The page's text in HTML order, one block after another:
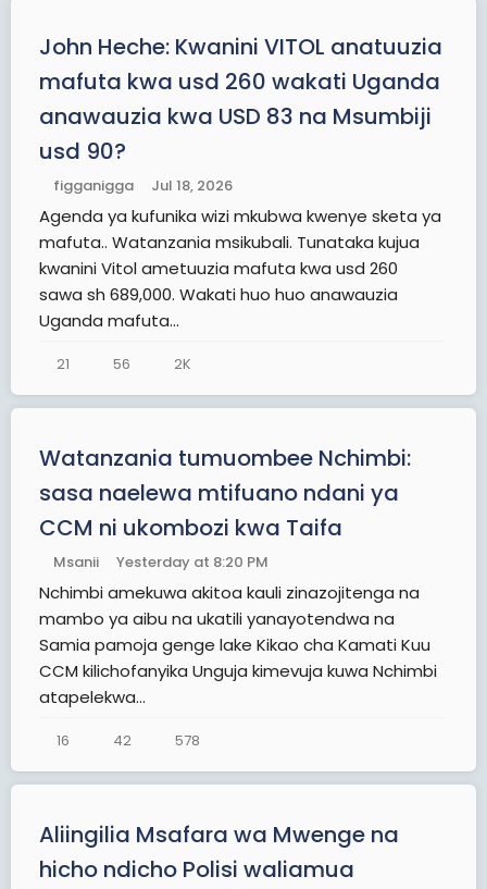
John Heche: Kwanini VITOL anatuuzia
mafuta kwa usd 260 wakati Uganda
anawauzia kwa USD 83 na Msumbiji
usd 90?
figganigga Jul 18, 2026
Agenda ya kufunika wizi mkubwa kwenye sketa ya
mafuta.. Watanzania msikubali. Tunataka kujua
kwanini Vitol ametuuzia mafuta kwa usd 260
sawa sh 689,000. Wakati huo huo anawauzia
Uganda mafuta...
21 56 2K
Watanzania tumuombee Nchimbi:
sasa naelewa mtifuano ndani ya
CCM ni ukombozi kwa Taifa
Msanii Yesterday at 8:20 PM
Nchimbi amekuwa akitoa kauli zinazojitenga na
mambo ya aibu na ukatili yanayotendwa na
Samia pamoja genge lake Kikao cha Kamati Kuu
CCM kilichofanyika Unguja kimevuja kuwa Nchimbi
atapelekwa...
16 42 578
Aliingilia Msafara wa Mwenge na
hicho ndicho Polisi waliamua